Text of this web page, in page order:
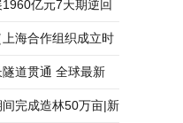
亿元7天期逆回
上海合作组织成立时
道贯通 全球最新
间完成造林50万亩|新